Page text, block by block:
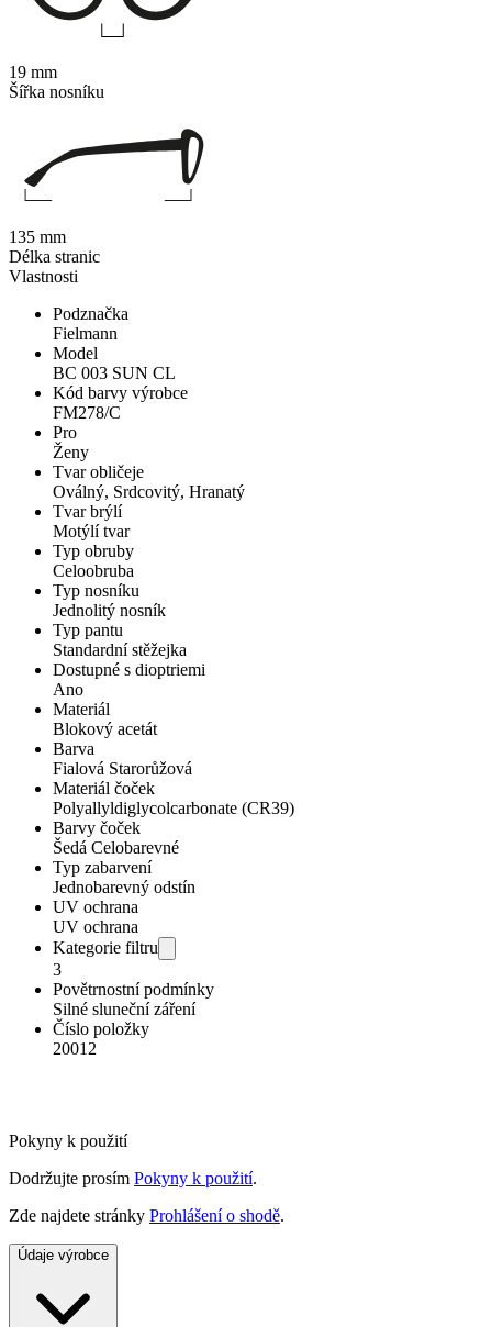
Vlastnosti
Podznačka
Fielmann
Model
BC 003 SUN CL
Kód barvy výrobce
FM278/C
Pro
Ženy
Tvar obličeje
Oválný, Srdcovitý, Hranatý
Tvar brýlí
Motýlí tvar
Typ obruby
Celoobruba
Typ nosníku
Jednolitý nosník
Typ pantu
Standardní stěžejka
Dostupné s dioptriemi
Ano
Materiál
Blokový acetát
Barva
Fialová Starorůžová
Materiál čoček
Polyallyldiglycolcarbonate (CR39)
Barvy čoček
Šedá Celobarevné
Typ zabarvení
Jednobarevný odstín
UV ochrana
UV ochrana
Kategorie filtru
3
Povětrnostní podmínky
Silné sluneční záření
Číslo položky
20012
Pokyny k použití
Dodržujte prosím Pokyny k použití.
Zde najdete stránky Prohlášení o shodě.
Údaje výrobce
19 mm
Šířka nosníku
135 mm
Délka stranic